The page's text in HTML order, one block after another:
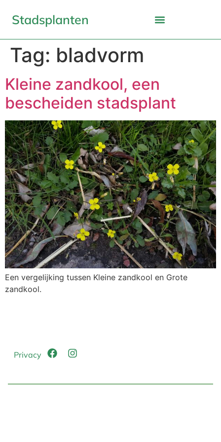
Stadsplanten
Tag: bladvorm
Kleine zandkool, een
bescheiden stadsplant
Een vergelijking tussen Kleine zandkool en Grote
zandkool.
Privacy